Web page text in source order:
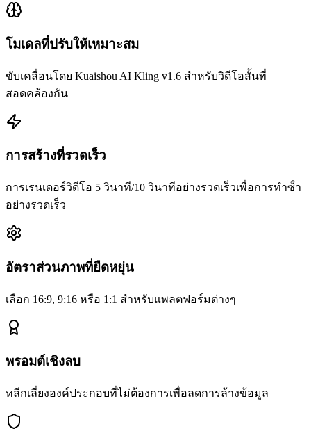
โมเดลที่ปรับให้เหมาะสม
ขับเคลื่อนโดย Kuaishou AI Kling v1.6 สําหรับวิดีโอสั้นที่
สอดคล้องกัน
การสร้างที่รวดเร็ว
การเรนเดอร์วิดีโอ 5 วินาที/10 วินาทีอย่างรวดเร็วเพื่อการทําซ้ํา
อย่างรวดเร็ว
อัตราส่วนภาพที่ยืดหยุ่น
เลือก 16:9, 9:16 หรือ 1:1 สําหรับแพลตฟอร์มต่างๆ
พรอมต์เชิงลบ
หลีกเลี่ยงองค์ประกอบที่ไม่ต้องการเพื่อลดการล้างข้อมูล